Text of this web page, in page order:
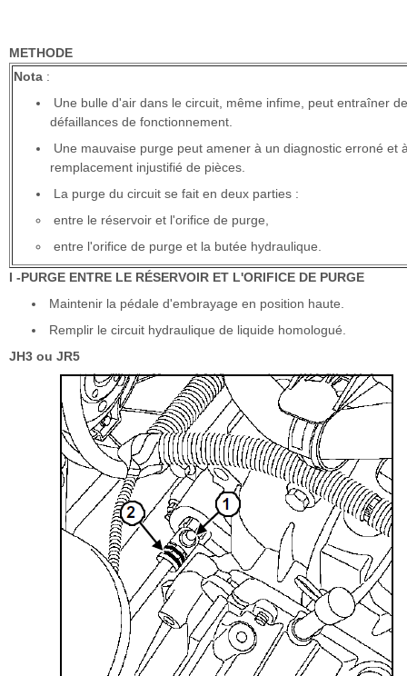
METHODE
Nota :
Une bulle d'air dans le circuit, même infime, peut entraîner
défaillances de fonctionnement.
Une mauvaise purge peut amener à un diagnostic erroné et
remplacement injustifié de pièces.
La purge du circuit se fait en deux parties :
entre le réservoir et l'orifice de purge,
entre l'orifice de purge et la butée hydraulique.
I -PURGE ENTRE LE RÉSERVOIR ET L'ORIFICE DE PURGE
Maintenir la pédale d'embrayage en position haute.
Remplir le circuit hydraulique de liquide homologué.
JH3 ou JR5